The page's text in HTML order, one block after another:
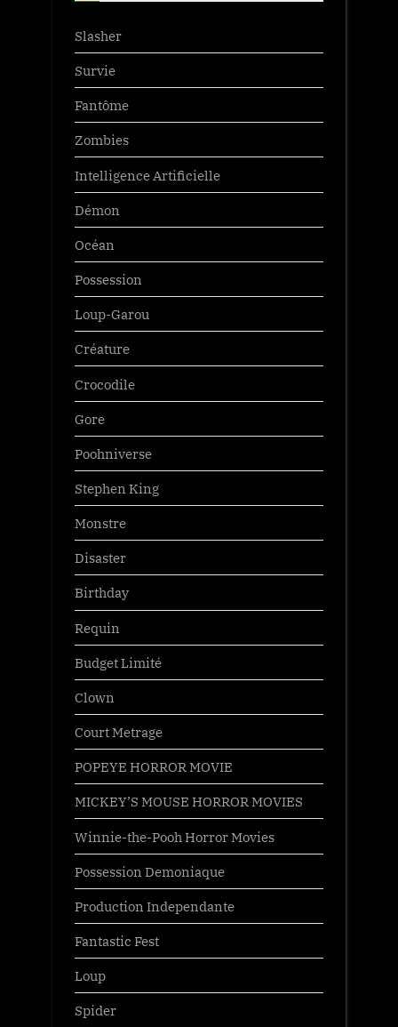
Slasher
Survie
Fantôme
Zombies
Intelligence Artificielle
Démon
Océan
Possession
Loup-Garou
Créature
Crocodile
Gore
Poohniverse
Stephen King
Monstre
Disaster
Birthday
Requin
Budget Limité
Clown
Court Metrage
POPEYE HORROR MOVIE
MICKEY’S MOUSE HORROR MOVIES
Winnie-the-Pooh Horror Movies
Possession Demoniaque
Production Independante
Fantastic Fest
Loup
Spider